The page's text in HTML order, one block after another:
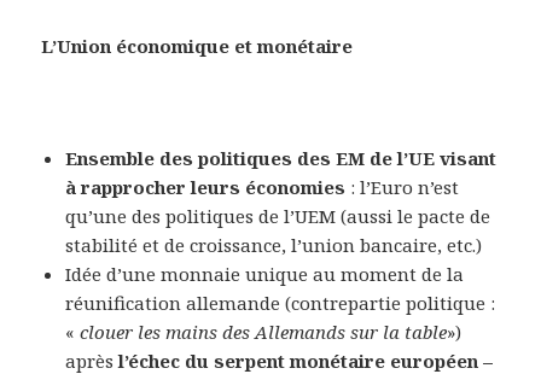
L’Union économique et monétaire
Ensemble des politiques des EM de l’UE visant
à rapprocher leurs économies : l’Euro n’est
qu’une des politiques de l’UEM (aussi le pacte de
stabilité et de croissance, l’union bancaire, etc.)
Idée d’une monnaie unique au moment de la
réunification allemande (contrepartie politique :
«clouer les mains des Allemands sur la table»)
aprèsl’échec du serpent monétaire européen –